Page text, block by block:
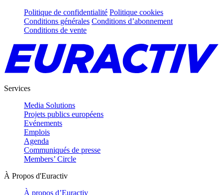
Politique de confidentialité Politique cookies
Conditions générales Conditions d’abonnement
Conditions de vente
Services
Media Solutions
Projets publics européens
Evénements
Emplois
Agenda
Communiqués de presse
Members’ Circle
À Propos d'Euractiv
À propos d’Euractiv